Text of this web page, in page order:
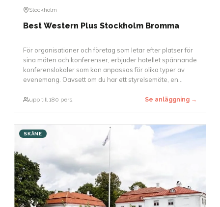
Stockholm
Best Western Plus Stockholm Bromma
För organisationer och företag som letar efter platser för
sina möten och konferenser, erbjuder hotellet spännande
konferenslokaler som kan anpassas för olika typer av
evenemang. Oavsett om du har ett styrelsemöte, en
deltagare, finns det möjligheter att använda.
som passar bäst för ditt evenemang.
upp till 180 pers. Se anläggning →
SKÅNE